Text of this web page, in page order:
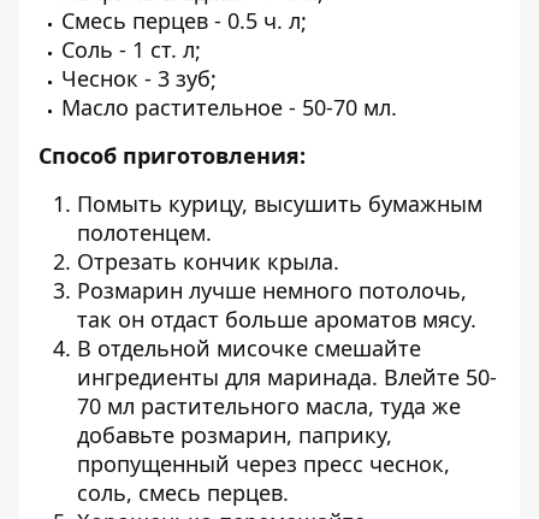
Смесь перцев - 0.5 ч. л;
Соль - 1 ст. л;
Чеснок - 3 зуб;
Масло растительное - 50-70 мл.
Способ приготовления:
Помыть курицу, высушить бумажным
полотенцем.
Отрезать кончик крыла.
Розмарин лучше немного потолочь,
так он отдаст больше ароматов мясу.
В отдельной мисочке смешайте
ингредиенты для маринада. Влейте 50-
70 мл растительного масла, туда же
добавьте розмарин, паприку,
пропущенный через пресс чеснок,
соль, смесь перцев.